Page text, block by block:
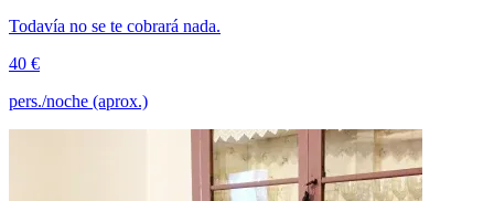
Todavía no se te cobrará nada.
40 €
pers./noche (aprox.)